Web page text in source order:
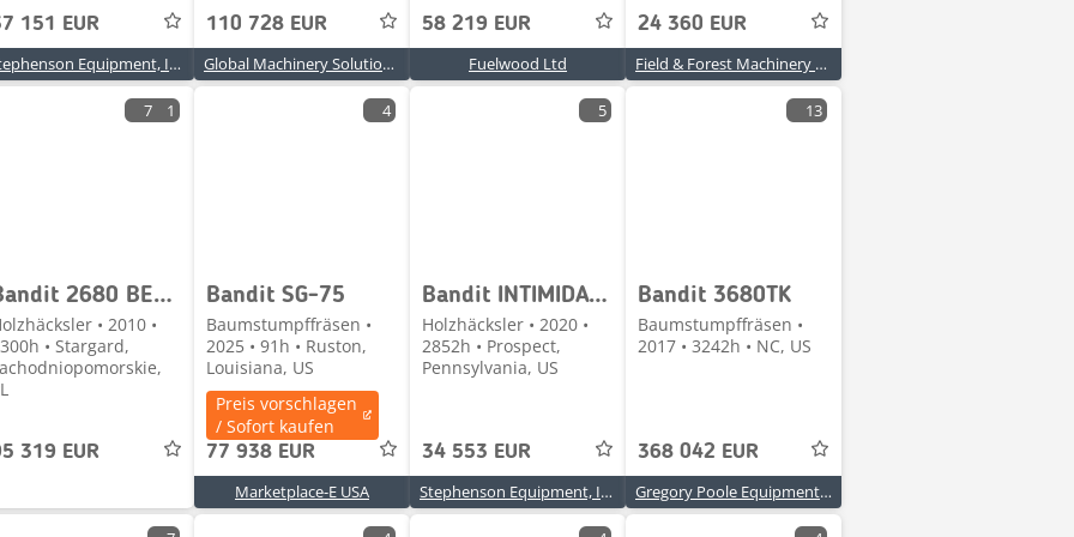
151 EUR
Stephenson Equipment, Inc.
110 728 EUR
Global Machinery Solutions Ltd
58 219 EUR
Fuelwood Ltd
24 360 EUR
Field & Forest Machinery Ltd
7 1
Bandit 2680 BEAST RECYCLER
• 2010 •
• Stargard,
319 EUR
4
Bandit SG-75
Baumstumpffräsen •
2025 • 91h • Ruston,
Louisiana, US
Preis vorschlagen
/ Sofort kaufen
77 938 EUR
Marketplace-E USA
5
Bandit INTIMIDATOR 18XP
Holzhäcksler • 2020 •
2852h • Prospect,
Pennsylvania, US
34 553 EUR
Stephenson Equipment, Inc.
13
Bandit 3680TK
Baumstumpffräsen •
2017 • 3242h • NC, US
368 042 EUR
Gregory Poole Equipment Company